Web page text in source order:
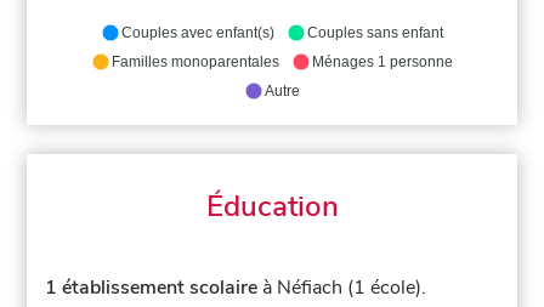
Couples avec enfant(s)
Couples sans enfant
Familles monoparentales
Ménages 1 personne
Autre
Éducation
1 établissement scolaire à Néfiach (1 école).